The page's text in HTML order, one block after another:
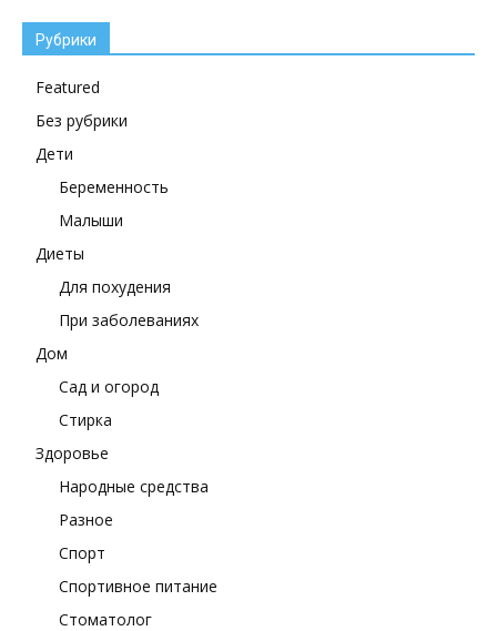
Рубрики
Featured
Без рубрики
Дети
Беременность
Малыши
Диеты
Для похудения
При заболеваниях
Дом
Сад и огород
Стирка
Здоровье
Народные средства
Разное
Спорт
Спортивное питание
Стоматолог